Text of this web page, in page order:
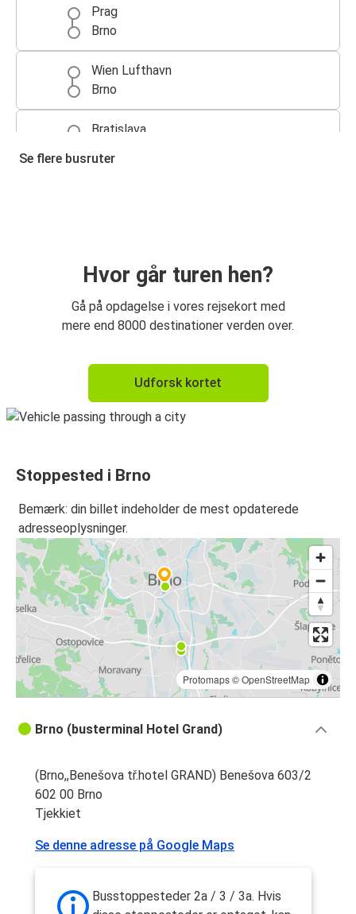
Prag
Brno
Wien Lufthavn
Brno
Bratislava
Brno
Brno
Wien Lufthavn
Brno
Brno
Brno
Olomouc
Olomouc
Brno
Prag Lufthavn
Brno
Brno
Kraków
Brno
Brno
Jihlava
Brno
Brno
Se flere busruter
Hvor går turen hen?
Gå på opdagelse i vores rejsekort med
mere end 8000 destinationer verden over.
Udforsk kortet
Stoppested i Brno
Bemærk: din billet indeholder de mest opdaterede
adresseoplysninger.
Protomaps©OpenStreetMap
Brno (busterminal Hotel Grand)
(Brno,,Benešova tř.hotel GRAND) Benešova 603/2
602 00 Brno
Tjekkiet
Se denne adresse på Google Maps
Busstoppesteder 2a / 3 / 3a. Hvis